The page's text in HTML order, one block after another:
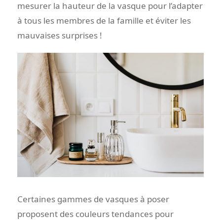
mesurer la hauteur de la vasque pour l’adapter
à tous les membres de la famille et éviter les
mauvaises surprises !
Certaines gammes de vasques à poser
proposent des couleurs tendances pour